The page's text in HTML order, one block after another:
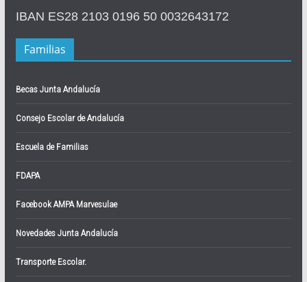
IBAN ES28 2103 0196 50 0032643172
Familias
Becas Junta Andalucía
Consejo Escolar de Andalucía
Escuela de Familias
FDAPA
Facebook AMPA Marvesulae
Novedades Junta Andalucía
Transporte Escolar.